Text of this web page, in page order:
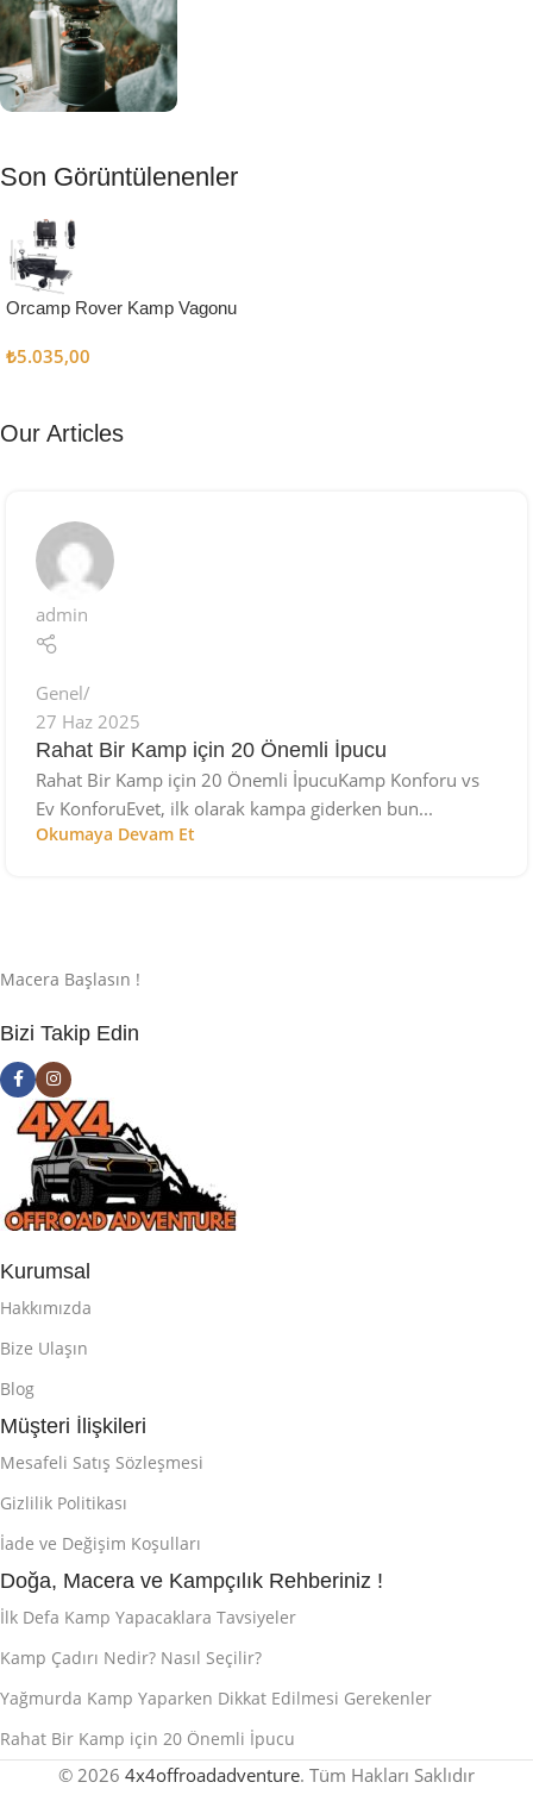
Muftağı
Kampçı
Şefler İçin
Keşfet
Son Görüntülenenler
Orcamp Rover Kamp Vagonu
₺5.035,00
Our Articles
admin
Genel
27 Haz 2025
Rahat Bir Kamp için 20 Önemli İpucu
Rahat Bir Kamp için 20 Önemli İpucuKamp Konforu vs
Ev KonforuEvet, ilk olarak kampa giderken bun...
Okumaya Devam Et
Macera Başlasın !
Bizi Takip Edin
Kurumsal
Hakkımızda
Bize Ulaşın
Blog
Müşteri İlişkileri
Mesafeli Satış Sözleşmesi
Gizlilik Politikası
İade ve Değişim Koşulları
Doğa, Macera ve Kampçılık Rehberiniz !
İlk Defa Kamp Yapacaklara Tavsiyeler
Kamp Çadırı Nedir? Nasıl Seçilir?
Yağmurda Kamp Yaparken Dikkat Edilmesi Gerekenler
Rahat Bir Kamp için 20 Önemli İpucu
© 2026 4x4offroadadventure. Tüm Hakları Saklıdır